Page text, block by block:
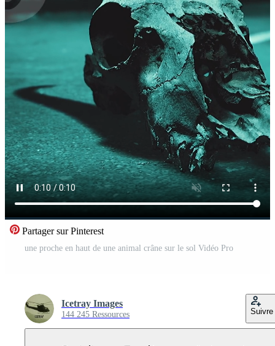
Partager sur Pinterest
une proche en haut de une animal crâne sur le sol Vidéo Pro
Icetray Images
144 245 Ressources Suivre